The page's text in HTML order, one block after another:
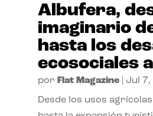
Albufera,
imaginario
hasta los
ecosociales
por Flat Magazine| Jul 7,
Desde los usos